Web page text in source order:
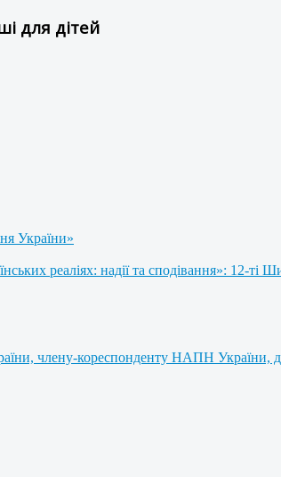
для дітей
України»
реаліях: надії та сподівання»: 12-ті
члену-кореспонденту НАПН України,